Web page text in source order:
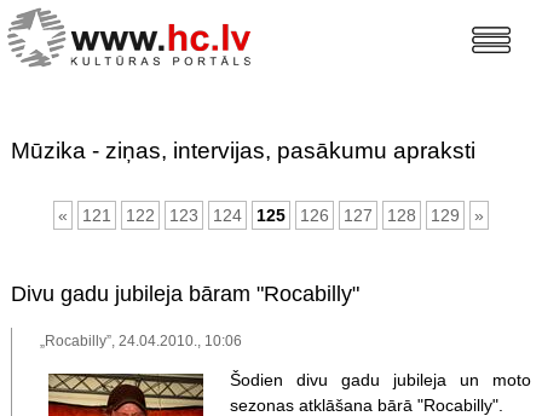
Mūzika - ziņas, intervijas, pasākumu apraksti
« 121 122 123 124 125 126 127 128 129 »
Divu gadu jubileja bāram "Rocabilly"
„Rocabilly”, 24.04.2010., 10:06
Šodien divu gadu jubileja un moto
sezonas atklāšana bārā "Rocabilly".